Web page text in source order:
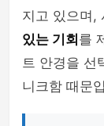
지고 있으며,
있는 기회 를
트 안경을 선
니크함 때문